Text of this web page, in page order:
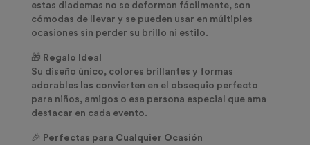
estas diademas no se deforman fácilmente, son
cómodas de llevar y se pueden usar en múltiples
ocasiones sin perder su brillo ni estilo.
🎁 Regalo Ideal
Su diseño único, colores brillantes y formas
adorables las convierten en el obsequio perfecto
para niños, amigos o esa persona especial que ama
destacar en cada evento.
🎉 Perfectas para Cualquier Ocasión